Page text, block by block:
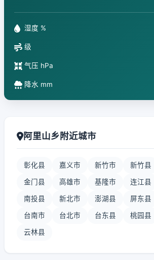
湿度 %
级
气压 hPa
降水 mm
阿里山乡附近城市
彰化县 嘉义市 新竹市 新竹县
金门县 高雄市 基隆市 连江县
南投县 新北市 澎湖县 屏东县
台南市 台北市 台东县 桃园县
云林县